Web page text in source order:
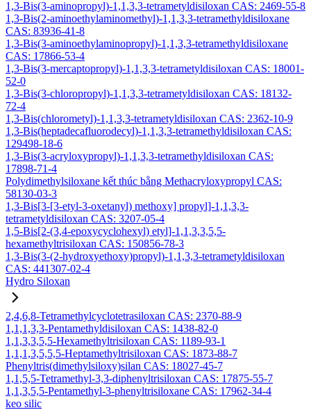
1,3-Bis(3-aminopropyl)-1,1,3,3-tetrametyldisiloxan CAS: 2469-55-8
1,3-Bis(2-aminoethylaminomethyl)-1,1,3,3-tetramethyldisiloxane
CAS: 83936-41-8
1,3-Bis(3-aminoethylaminopropyl)-1,1,3,3-tetramethyldisiloxane
CAS: 17866-53-4
1,3-Bis(3-mercaptopropyl)-1,1,3,3-tetrametyldisiloxan CAS: 18001-
52-0
1,3-Bis(3-chloropropyl)-1,1,3,3-tetrametyldisiloxan CAS: 18132-
72-4
1,3-Bis(chlorometyl)-1,1,3,3-tetrametyldisiloxan CAS: 2362-10-9
1,3-Bis(heptadecafluorodecyl)-1,1,3,3-tetramethyldisiloxan CAS:
129498-18-6
1,3-Bis(3-acryloxypropyl)-1,1,3,3-tetramethyldisiloxan CAS:
17898-71-4
Polydimethylsiloxane kết thúc bằng Methacryloxypropyl CAS:
58130-03-3
1,3-Bis[3-[3-etyl-3-oxetanyl) methoxy] propyl]-1,1,3,3-
tetrametyldisiloxan CAS: 3207-05-4
1,5-Bis[2-(3,4-epoxycyclohexyl) etyl]-1,1,3,3,5,5-
hexamethyltrisiloxan CAS: 150856-78-3
1,3-Bis(3-(2-hydroxyethoxy)propyl)-1,1,3,3-tetrametyldisiloxan
CAS: 441307-02-4
Hydro Siloxan
2,4,6,8-Tetramethylcyclotetrasiloxan CAS: 2370-88-9
1,1,1,3,3-Pentamethyldisiloxan CAS: 1438-82-0
1,1,3,3,5,5-Hexamethyltrisiloxan CAS: 1189-93-1
1,1,1,3,5,5,5-Heptamethyltrisiloxan CAS: 1873-88-7
Phenyltris(dimethylsiloxy)silan CAS: 18027-45-7
1,1,5,5-Tetramethyl-3,3-diphenyltrisiloxan CAS: 17875-55-7
1,1,3,5,5-Pentamethyl-3-phenyltrisiloxane CAS: 17962-34-4
keo silic